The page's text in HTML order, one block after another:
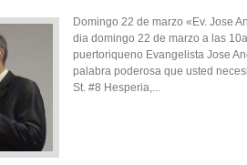
Domingo 22 de marzo «Ev. Jose
dia domingo 22 de marzo a las
puertoriqueno Evangelista Jose
palabra poderosa que usted
St. #8 Hesperia,...